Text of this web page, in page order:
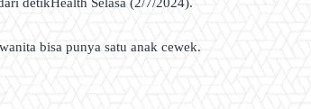
bisa punya satu anak cewek.